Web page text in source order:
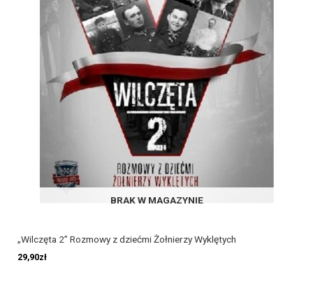
BRAK W MAGAZYNIE
„Wilczęta 2” Rozmowy z dziećmi Żołnierzy Wyklętych
29,90zł